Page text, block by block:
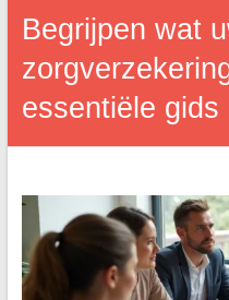
Begrijpen wat
essentiële gids